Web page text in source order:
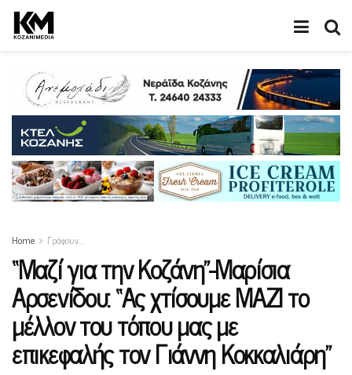
Home Γράφουν…
“Μαζί για την Κοζάνη”-Μαρίσια
Αρσενίδου: “Ας χτίσουμε ΜΑΖΙ το
μέλλον του τόπου μας με
επικεφαλής τον Γιάννη Κοκκαλιάρη”